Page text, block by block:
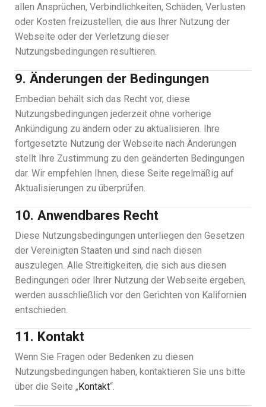
allen Ansprüchen, Verbindlichkeiten, Schäden, Verlusten
oder Kosten freizustellen, die aus Ihrer Nutzung der
Webseite oder der Verletzung dieser
Nutzungsbedingungen resultieren.
9. Änderungen der Bedingungen
Embedian behält sich das Recht vor, diese
Nutzungsbedingungen jederzeit ohne vorherige
Ankündigung zu ändern oder zu aktualisieren. Ihre
fortgesetzte Nutzung der Webseite nach Änderungen
stellt Ihre Zustimmung zu den geänderten Bedingungen
dar. Wir empfehlen Ihnen, diese Seite regelmäßig auf
Aktualisierungen zu überprüfen.
10. Anwendbares Recht
Diese Nutzungsbedingungen unterliegen den Gesetzen
der Vereinigten Staaten und sind nach diesen
auszulegen. Alle Streitigkeiten, die sich aus diesen
Bedingungen oder Ihrer Nutzung der Webseite ergeben,
werden ausschließlich vor den Gerichten von Kalifornien
entschieden.
11. Kontakt
Wenn Sie Fragen oder Bedenken zu diesen
Nutzungsbedingungen haben, kontaktieren Sie uns bitte
über die Seite „ Kontakt“.